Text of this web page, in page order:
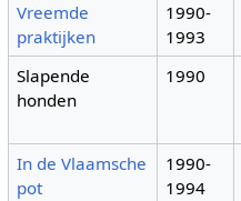
Vreemde
praktijken
1990-
1993
Slapende
honden
1990
In de Vlaamsche
pot
1990-
1994